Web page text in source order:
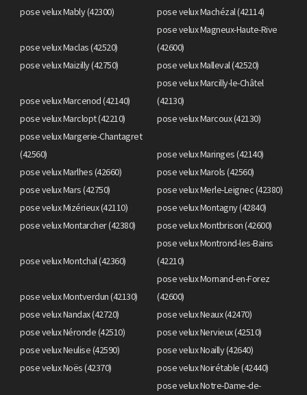
pose velux Mably (42300) pose velux Machézal (42114)
pose velux Maclas (42520)
pose velux Magneux-Haute-Rive
(42600)
pose velux Maizilly (42750)
pose velux Malleval (42520)
pose velux Marcenod (42140)
pose velux Marcilly-le-Châtel
(42130)
pose velux Marclopt (42210)
pose velux Marcoux (42130)
pose velux Margerie-Chantagret
(42560)
pose velux Maringes (42140)
pose velux Marlhes (42660)
pose velux Marols (42560)
pose velux Mars (42750)
pose velux Merle-Leignec (42380)
pose velux Mizérieux (42110)
pose velux Montagny (42840)
pose velux Montarcher (42380)
pose velux Montbrison (42600)
pose velux Montchal (42360)
pose velux Montrond-les-Bains
(42210)
pose velux Montverdun (42130)
pose velux Mornand-en-Forez
(42600)
pose velux Nandax (42720)
pose velux Neaux (42470)
pose velux Néronde (42510)
pose velux Nervieux (42510)
pose velux Neulise (42590)
pose velux Noailly (42640)
pose velux Noës (42370)
pose velux Noirétable (42440)
pose velux Notre-Dame-de-